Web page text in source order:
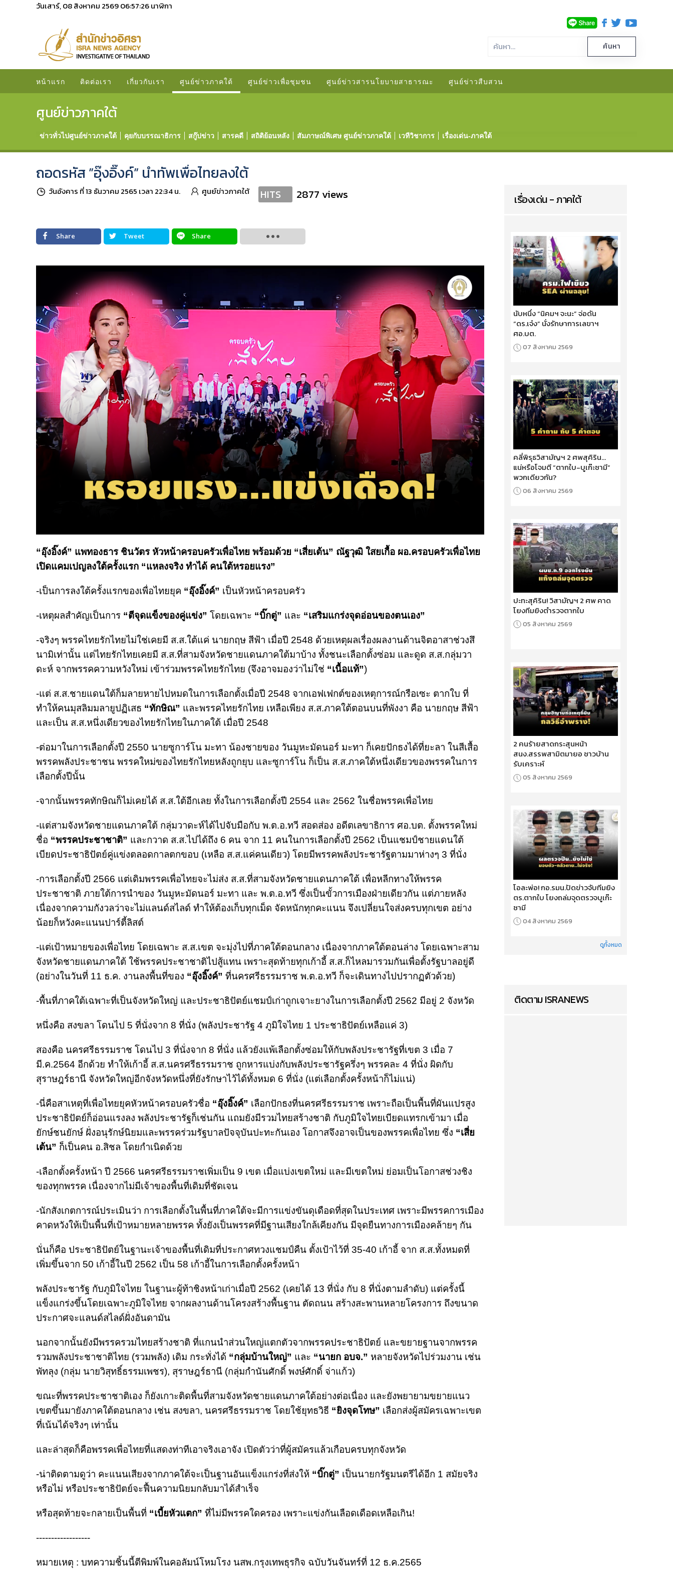
วันเสาร์, 08 สิงหาคม 256906:57:28นาฬิกา
หน้าแรก ติดต่อเรา เกี่ยวกับเรา ศูนย์ข่าวภาคใต้ ศูนย์ข่าวเพื่อชุมชน ศูนย์ข่าวสารนโยบายสาธารณะ ศูนย์ข่าวสืบสวน
ศูนย์ข่าวภาคใต้
ข่าวทั่วไปศูนย์ข่าวภาคใต้ คุยกับบรรณาธิการ สกู๊ปข่าว สารคดี สถิติย้อนหลัง สัมภาษณ์พิเศษ ศูนย์ข่าวภาคใต้ เวทีวิชาการ เรื่องเด่น-ภาคใต้
ถอดรหัส ”อุ๊งอิ๊งค์” นำทัพเพื่อไทยลงใต้
วันอังคาร ที่ 13 ธันวาคม 2565 เวลา 22:34 น. ศูนย์ข่าวภาคใต้ HITS 2877 views
Share Tweet Share
“อุ๊งอิ๊งค์” แพทองธาร ชินวัตร หัวหน้าครอบครัวเพื่อไทย พร้อมด้วย “เสี่ยเต้น” ณัฐวุฒิ ใสยเกื้อ ผอ.ครอบครัวเพื่อไทย
เปิดแคมเปญลงใต้ครั้งแรก “แหลงจริง ทำได้ คนใต้หรอยแรง”
-เป็นการลงใต้ครั้งแรกของเพื่อไทยยุค “อุ๊งอิ๊งค์” เป็นหัวหน้าครอบครัว
-เหตุผลสำคัญเป็นการ “ตีจุดแข็งของคู่แข่ง” โดยเฉพาะ “บิ๊กตู่” และ “เสริมแกร่งจุดอ่อนของตนเอง”
-จริงๆ พรรคไทยรักไทยไม่ใช่เคยมี ส.ส.ใต้แค่ นายกฤษ สีฟ้า เมื่อปี 2548 ด้วยเหตุผลเรื่องผลงานด้านจิตอาสาช่วงสึ
นามิเท่านั้น แต่ไทยรักไทยเคยมี ส.ส.ที่สามจังหวัดชายแดนภาคใต้มาบ้าง ทั้งชนะเลือกตั้งซ่อม และดูด ส.ส.กลุ่มวา
ดะห์ จากพรรคความหวังใหม่ เข้าร่วมพรรคไทยรักไทย (จึงอาจมองว่าไม่ใช่ “เนื้อแท้”)
-แต่ ส.ส.ชายแดนใต้ก็มลายหายไปหมดในการเลือกตั้งเมื่อปี 2548 จากเอฟเฟกต์ของเหตุการณ์กรือเซะ ตากใบ ที่
ทำให้คนมุสลิมมลายูปฏิเสธ “ทักษิณ” และพรรคไทยรักไทย เหลือเพียง ส.ส.ภาคใต้ตอนบนที่พังงา คือ นายกฤษ สีฟ้า
และเป็น ส.ส.หนึ่งเดียวของไทยรักไทยในภาคใต้ เมื่อปี 2548
-ต่อมาในการเลือกตั้งปี 2550 นายซูการ์โน มะทา น้องชายของ วันมูหะมัดนอร์ มะทา ก็เคยปักธงได้ที่ยะลา ในสีเสื้อ
พรรคพลังประชาชน พรรคใหม่ของไทยรักไทยหลังถูกยุบ และซูการ์โน ก็เป็น ส.ส.ภาคใต้หนึ่งเดียวของพรรคในการ
เลือกตั้งปีนั้น
-จากนั้นพรรคทักษิณก็ไม่เคยได้ ส.ส.ใต้อีกเลย ทั้งในการเลือกตั้งปี 2554 และ 2562 ในชื่อพรรคเพื่อไทย
-แต่สามจังหวัดชายแดนภาคใต้ กลุ่มวาดะห์ได้ไปจับมือกับ พ.ต.อ.ทวี สอดส่อง อดีตเลขาธิการ ศอ.บต. ตั้งพรรคใหม่
ชื่อ “พรรคประชาชาติ” และกวาด ส.ส.ไปได้ถึง 6 คน จาก 11 คนในการเลือกตั้งปี 2562 เป็นแชมป์ชายแดนใต้
เบียดประชาธิปัตย์คู่แข่งตลอดกาลตกขอบ (เหลือ ส.ส.แค่คนเดียว) โดยมีพรรคพลังประชารัฐตามมาห่างๆ 3 ที่นั่ง
-การเลือกตั้งปี 2566 แต่เดิมพรรคเพื่อไทยจะไม่ส่ง ส.ส.ที่สามจังหวัดชายแดนภาคใต้ เพื่อหลีกทางให้พรรค
ประชาชาติ ภายใต้การนำของ วันมูหะมัดนอร์ มะทา และ พ.ต.อ.ทวี ซึ่งเป็นขั้วการเมืองฝ่ายเดียวกัน แต่ภายหลัง
เนื่องจากความกังวลว่าจะไม่แลนด์สไลด์ ทำให้ต้องเก็บทุกเม็ด จัดหนักทุกคะแนน จึงเปลี่ยนใจส่งครบทุกเขต อย่าง
น้อยก็หวังคะแนนปาร์ตี้ลิสต์
-แต่เป้าหมายของเพื่อไทย โดยเฉพาะ ส.ส.เขต จะมุ่งไปที่ภาคใต้ตอนกลาง เนื่องจากภาคใต้ตอนล่าง โดยเฉพาะสาม
จังหวัดชายแดนภาคใต้ ใช้พรรคประชาชาติไปสู้แทน เพราะสุดท้ายทุกเก้าอี้ ส.ส.ก็ไหลมารวมกันเพื่อตั้งรัฐบาลอยู่ดี
(อย่างในวันที่ 11 ธ.ค. งานลงพื้นที่ของ “อุ๊งอิ๊งค์” ที่นครศรีธรรมราช พ.ต.อ.ทวี ก็จะเดินทางไปปรากฏตัวด้วย)
-พื้นที่ภาคใต้เฉพาะที่เป็นจังหวัดใหญ่ และประชาธิปัตย์แชมป์เก่าถูกเจาะยางในการเลือกตั้งปี 2562 มีอยู่ 2 จังหวัด
หนึ่งคือ สงขลา โดนไป 5 ที่นั่งจาก 8 ที่นั่ง (พลังประชารัฐ 4 ภูมิใจไทย 1 ประชาธิปัตย์เหลือแค่ 3)
สองคือ นครศรีธรรมราช โดนไป 3 ที่นั่งจาก 8 ที่นั่ง แล้วยังแพ้เลือกตั้งซ่อมให้กับพลังประชารัฐที่เขต 3 เมื่อ 7
มี.ค.2564 อีกด้วย ทำให้เก้าอี้ ส.ส.นครศรีธรรมราช ถูกหารแบ่งกับพลังประชารัฐครึ่งๆ พรรคละ 4 ที่นั่ง ผิดกับ
สุราษฎร์ธานี จังหวัดใหญ่อีกจังหวัดหนึ่งที่ยังรักษาไว้ได้ทั้งหมด 6 ที่นั่ง (แต่เลือกตั้งครั้งหน้าก็ไม่แน่)
-นี่คือสาเหตุที่เพื่อไทยยุคหัวหน้าครอบครัวชื่อ “อุ๊งอิ๊งค์” เลือกปักธงที่นครศรีธรรมราช เพราะถือเป็นพื้นที่ผันแปรสูง
ประชาธิปัตย์ก็อ่อนแรงลง พลังประชารัฐก็เช่นกัน แถมยังมีรวมไทยสร้างชาติ กับภูมิใจไทยเบียดแทรกเข้ามา เมื่อ
ยักษ์ชนยักษ์ ฝั่งอนุรักษ์นิยมและพรรคร่วมรัฐบาลปัจจุบันปะทะกันเอง โอกาสจึงอาจเป็นของพรรคเพื่อไทย ซึ่ง “เสี่ย
เต้น” ก็เป็นคน อ.สิชล โดยกำเนิดด้วย
-เลือกตั้งครั้งหน้า ปี 2566 นครศรีธรรมราชเพิ่มเป็น 9 เขต เมื่อแบ่งเขตใหม่ และมีเขตใหม่ ย่อมเป็นโอกาสช่วงชิง
ของทุกพรรค เนื่องจากไม่มีเจ้าของพื้นที่เดิมที่ชัดเจน
-นักสังเกตการณ์ประเมินว่า การเลือกตั้งในพื้นที่ภาคใต้จะมีการแข่งขันดุเดือดที่สุดในประเทศ เพราะมีพรรคการเมือง
คาดหวังให้เป็นพื้นที่เป้าหมายหลายพรรค ทั้งยังเป็นพรรคที่มีฐานเสียงใกล้เคียงกัน มีจุดยืนทางการเมืองคล้ายๆ กัน
นั่นก็คือ ประชาธิปัตย์ในฐานะเจ้าของพื้นที่เดิมที่ประกาศทวงแชมป์คืน ตั้งเป้าไว้ที่ 35-40 เก้าอี้ จาก ส.ส.ทั้งหมดที่
เพิ่มขึ้นจาก 50 เก้าอี้ในปี 2562 เป็น 58 เก้าอี้ในการเลือกตั้งครั้งหน้า
พลังประชารัฐ กับภูมิใจไทย ในฐานะผู้ท้าชิงหน้าเก่าเมื่อปี 2562 (เคยได้ 13 ที่นั่ง กับ 8 ที่นั่งตามลำดับ) แต่ครั้งนี้
แข็งแกร่งขึ้นโดยเฉพาะภูมิใจไทย จากผลงานด้านโครงสร้างพื้นฐาน ตัดถนน สร้างสะพานหลายโครงการ ถึงขนาด
ประกาศจะแลนด์สไลด์ฝั่งอันดามัน
นอกจากนั้นยังมีพรรครวมไทยสร้างชาติ ที่แกนนำส่วนใหญ่แตกตัวจากพรรคประชาธิปัตย์ และขยายฐานจากพรรค
รวมพลังประชาชาติไทย (รวมพลัง) เดิม กระทั่งได้ “กลุ่มบ้านใหญ่” และ “นายก อบจ.” หลายจังหวัดไปร่วมงาน เช่น
พัทลุง (กลุ่ม นายวิสุทธิ์ธรรมเพชร), สุราษฎร์ธานี (กลุ่มกำนันศักดิ์ พงษ์ศักดิ์ จ่าแก้ว)
ขณะที่พรรคประชาชาติเอง ก็ยังเกาะติดพื้นที่สามจังหวัดชายแดนภาคใต้อย่างต่อเนื่อง และยังพยายามขยายแนว
เขตขึ้นมายังภาคใต้ตอนกลาง เช่น สงขลา, นครศรีธรรมราช โดยใช้ยุทธวิธี “ยิงจุดโทษ” เลือกส่งผู้สมัครเฉพาะเขต
ที่เน้นได้จริงๆ เท่านั้น
และล่าสุดก็คือพรรคเพื่อไทยที่แสดงท่าทีเอาจริงเอาจัง เปิดตัวว่าที่ผู้สมัครแล้วเกือบครบทุกจังหวัด
-น่าติดตามดูว่า คะแนนเสียงจากภาคใต้จะเป็นฐานอันแข็งแกร่งที่ส่งให้ “บิ๊กตู่” เป็นนายกรัฐมนตรีได้อีก 1 สมัยจริง
หรือไม่ หรือประชาธิปัตย์จะฟื้นความนิยมกลับมาได้สำเร็จ
หรือสุดท้ายจะกลายเป็นพื้นที่ “เบี้ยหัวแตก” ที่ไม่มีพรรคใดครอง เพราะแข่งกันเลือดเดือดเหลือเกิน!
------------------
หมายเหตุ : บทความชิ้นนี้ตีพิมพ์ในคอลัมน์โหมโรง นสพ.กรุงเทพธุรกิจ ฉบับวันจันทร์ที่ 12 ธ.ค.2565
เรื่องเด่น - ภาคใต้
นับหนึ่ง “นิคมฯ จะนะ” จ่อดัน
“ดร.เจ๋ง” นั่งรักษาการเลขาฯ
ศอ.บต.
07 สิงหาคม 2569
คลี่พิรุธวิสามัญฯ 2 ศพสุคิริน...
แน่หรือโจมตี “ตากใบ-บูเก๊ะซามี”
พวกเดียวกัน?
06 สิงหาคม 2569
ปะทะสุคิริน! วิสามัญฯ 2 ศพ คาด
โยงทีมยิงตำรวจตากใบ
05 สิงหาคม 2569
2 คนร้ายสาดกระสุนหน้า
สนง.สรรพสามิตมายอ ชาวบ้าน
รับเคราะห์
05 สิงหาคม 2569
โอละพ่อ! กอ.รมน.ปัดข่าวจับทีมยิง
ตร.ตากใบ โยงถล่มจุดตรวจบูเก๊ะ
ซามี
04 สิงหาคม 2569
ดูทั้งหมด
ติดตาม ISRANEWS